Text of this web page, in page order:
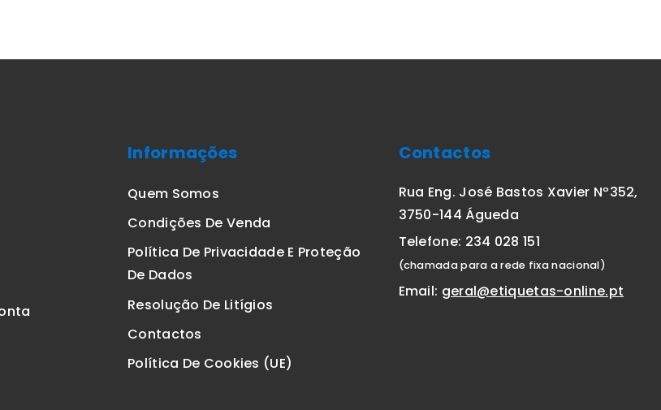
Informações
Quem Somos
Condições De Venda
Política De Privacidade E Proteção
De Dados
Resolução De Litígios
Contactos
Política De Cookies (UE)
Contactos
Rua Eng. José Bastos Xavier Nº352,
3750-144 Águeda
Telefone: 234 028 151
(chamada para a rede fixa nacional)
Email: geral@etiquetas-online.pt